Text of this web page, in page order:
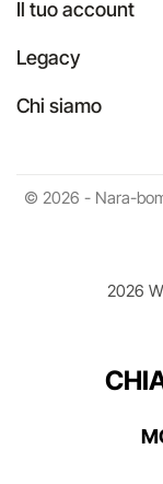
Il tuo account
Legacy
Chi siamo
© 2026 - Nara-
2026